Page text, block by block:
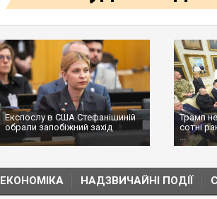
Експослу в США Стефанішиній
обрали запобіжний захід
Трамп
сотні
...
ЕКОНОМІКА НАДЗВИЧАЙНІ ПОДІЇ